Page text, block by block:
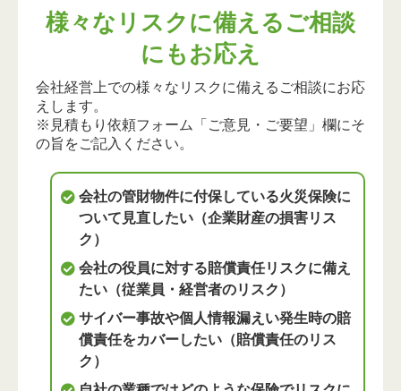
様々なリスクに備えるご相談
にもお応え
会社経営上での様々なリスクに備えるご相談にお応
えします。
※見積もり依頼フォーム「ご意見・ご要望」欄にそ
の旨をご記入ください。
会社の管財物件に付保している火災保険に
ついて見直したい（企業財産の損害リス
ク ）
会社の役員に対する賠償責任リスクに備え
たい（従業員・経営者のリスク ）
サイバー事故や個人情報漏えい発生時の賠
償責任をカバーしたい（賠償責任のリス
ク）